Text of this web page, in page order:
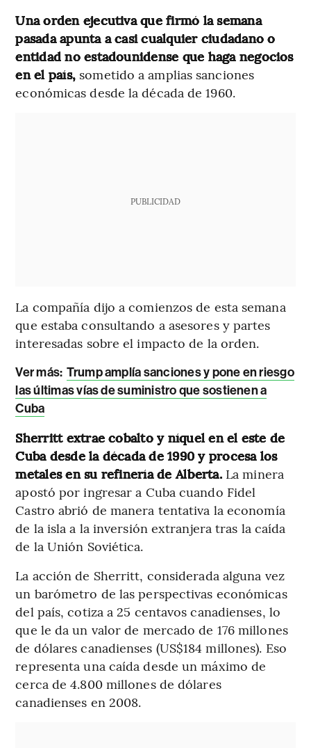
Una orden ejecutiva que firmó la semana
pasada apunta a casi cualquier ciudadano o
entidad no estadounidense que haga negocios
en el país, sometido a amplias sanciones
económicas desde la década de 1960.
PUBLICIDAD
La compañía dijo a comienzos de esta semana
que estaba consultando a asesores y partes
interesadas sobre el impacto de la orden.
Ver más: Trump amplía sanciones y pone en riesgo
las últimas vías de suministro que sostienen a
Cuba
Sherritt extrae cobalto y níquel en el este de
Cuba desde la década de 1990 y procesa los
metales en su refinería de Alberta. La minera
apostó por ingresar a Cuba cuando Fidel
Castro abrió de manera tentativa la economía
de la isla a la inversión extranjera tras la caída
de la Unión Soviética.
La acción de Sherritt, considerada alguna vez
un barómetro de las perspectivas económicas
del país, cotiza a 25 centavos canadienses, lo
que le da un valor de mercado de 176 millones
de dólares canadienses (US$184 millones). Eso
representa una caída desde un máximo de
cerca de 4.800 millones de dólares
canadienses en 2008.